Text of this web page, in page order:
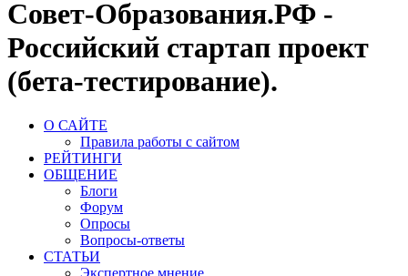
Совет-Образования.РФ -
Российский стартап проект
(бета-тестирование).
О САЙТЕ
Правила работы с сайтом
РЕЙТИНГИ
ОБЩЕНИЕ
Блоги
Форум
Опросы
Вопросы-ответы
СТАТЬИ